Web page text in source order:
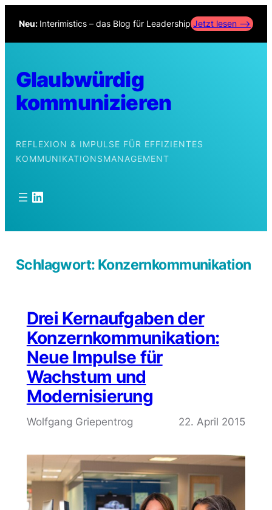
Inhalt
Neu: Interimistics – das Blog für Leadership Jetzt lesen –>
Glaubwürdig
kommunizieren
REFLEXION & IMPULSE FÜR EFFIZIENTES
KOMMUNIKATIONSMANAGEMENT
LinkedIn
Schlagwort: Konzernkommunikation
Drei Kernaufgaben der
Konzernkommunikation:
Neue Impulse für
Wachstum und
Modernisierung
Wolfgang Griepentrog 22. April 2015